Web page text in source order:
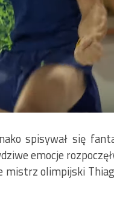
spisywał się
emocje
mistrz olimpijski